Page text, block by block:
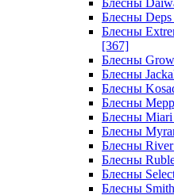
Блесны
Блесны
Блесны
[367]
Блесны
Блесны
Блесны
Блесны
Блесны
Блесны
Блесны
Блесны
Блесны
Блесны